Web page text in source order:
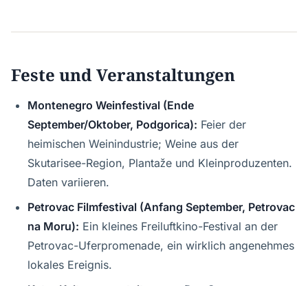
Feste und Veranstaltungen
Montenegro Weinfestival (Ende
September/Oktober, Podgorica): Feier der
heimischen Weinindustrie; Weine aus der
Skutarisee-Region, Plantaže und Kleinproduzenten.
Daten variieren.
Petrovac Filmfestival (Anfang September, Petrovac
na Moru): Ein kleines Freiluftkino-Festival an der
Petrovac-Uferpromenade, ein wirklich angenehmes
lokales Ereignis.